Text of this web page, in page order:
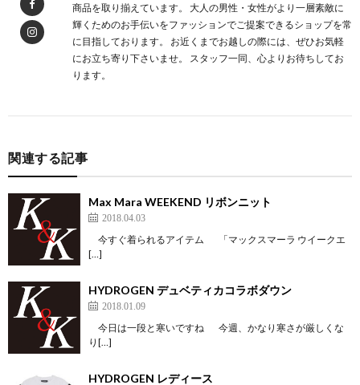
商品を取り揃えています。 大人の男性・女性がより一層素敵に
輝くためのお手伝いをファッションでご提案できるショップを常
に目指しております。 お近くまでお越しの際には、ぜひお気軽
にお立ち寄り下さいませ。 スタッフ一同、心よりお待ちしてお
ります。
関連する記事
Max Mara WEEKEND リボンニット
2018.04.03
今すぐ着られるアイテム 「マックスマーラ ウイークエ
[…]
HYDROGEN デュベティカコラボダウン
2018.01.09
今日は一段と寒いですね 今週、かなり寒さが厳しくな
り[…]
HYDROGEN レディース